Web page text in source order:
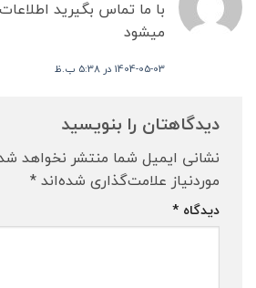
با ما تماس بگیرید
میشود
1404-05-03 در 5:38 ب.ظ
دیدگاهتان را بنویسید
نشانی ایمیل شما منتشر نخواهد
موردنیاز علامت‌گذاری شده‌اند*
دیدگاه *